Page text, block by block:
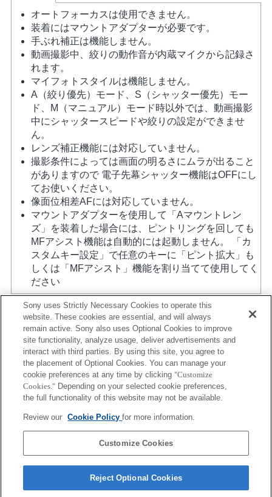
オートフォーカスは使用できません。
装着にはマウントアダプターが必要です。
手ぶれ補正は機能しません。
動画撮影中、絞りの動作音が内蔵マイクから記録さ
れます。
マイフォトスタイルは機能しません。
A（絞り優先）モード、S（シャッター優先）モー
ド、M（マニュアル）モード時以外では、動画撮影
中にシャッタースピードや絞りの設定ができませ
ん。
レンズ補正機能には対応していません。
撮影条件によっては画面の明るさにムラが出ること
がありますので 電子先幕シャッター機能はOFFにし
てお使いください。
像面位相差AFには対応していません。
マウントアダプターを使用して「Aマウントレン
ズ」を装着した場合には、ピントリングを回しても
MFアシスト機能は自動的には起動しません。 「カ
スタムキー設定」で任意のキーに「ピント拡大」も
しくは「MFアシスト」機能を割り当てて使用してく
ださい
プレスリリース
環境情報
Sony uses Strictly Necessary Cookies to operate this
website. These cookies are essential, and will always
remain active. Sony also uses Optional Cookies to improve
site functionality, analyze usage, deliver advertisements and
interact with third parties. By using this site, you agree to
the placement of Optional Cookies. You can manage your
cookie preferences at any time by clicking "Customize
Cookies." Depending on your selected cookie preferences,
the full functionality of this website may not be available.
Review our Cookie Policyfor more information.
Customize Cookies
Reject Optional Cookies